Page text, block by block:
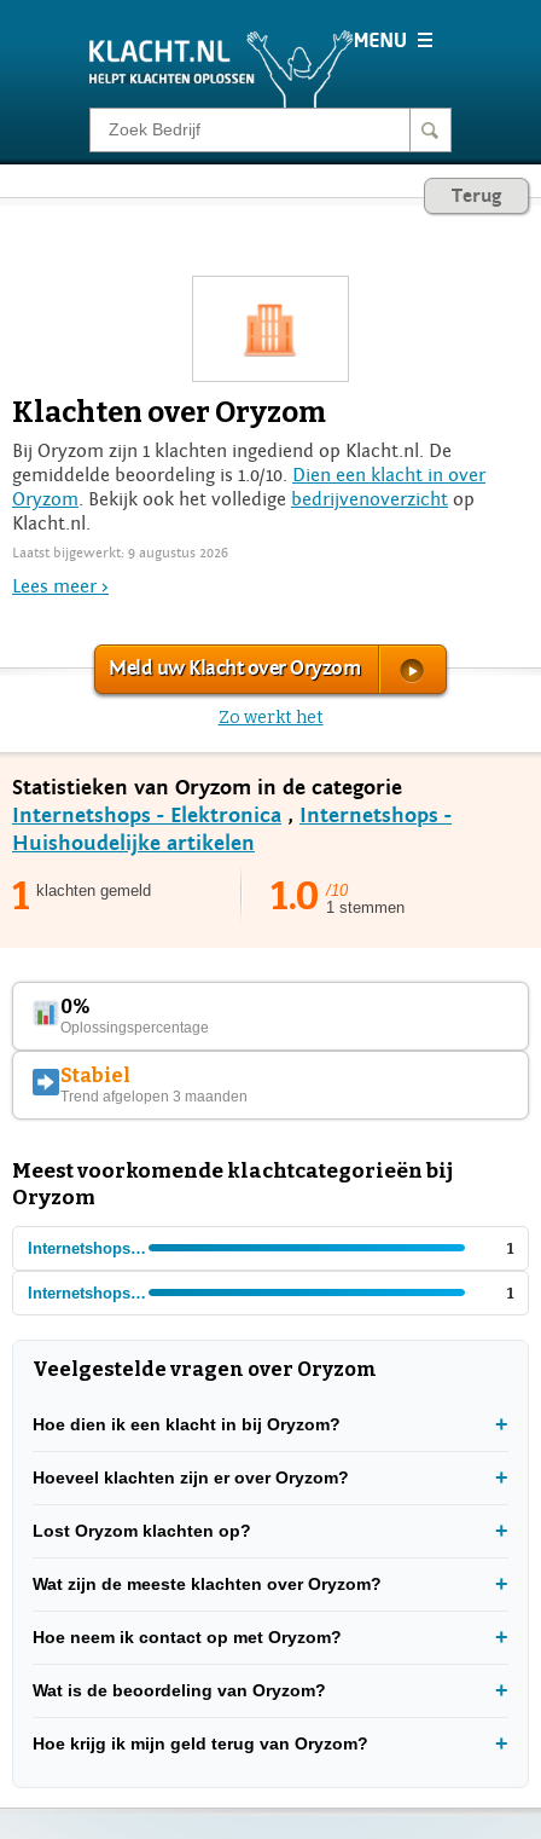
Klacht melden
Login
Terug
Klachten over Oryzom
Bij Oryzom zijn 1 klachten ingediend op Klacht.nl. De
gemiddelde beoordeling is 1.0/10. Dien een klacht in over
Oryzom . Bekijk ook het volledige bedrijvenoverzicht op
Klacht.nl.
Laatst bijgewerkt: 9 augustus 2026
Lees meer >
Meld uw Klacht over Oryzom
Zo werkt het
Statistieken van Oryzom in de categorie
Internetshops - Elektronica , Internetshops -
Huishoudelijke artikelen
1 klachten gemeld 1.0 /10
1 stemmen
0%
Oplossingspercentage
Stabiel
Trend afgelopen 3 maanden
Meest voorkomende klachtcategorieën bij
Oryzom
Internetshops - Elektronica 1
Internetshops - Huishoudelijke artikelen 1
Veelgestelde vragen over Oryzom
Hoe dien ik een klacht in bij Oryzom?
Hoeveel klachten zijn er over Oryzom?
Lost Oryzom klachten op?
Wat zijn de meeste klachten over Oryzom?
Hoe neem ik contact op met Oryzom?
Wat is de beoordeling van Oryzom?
Hoe krijg ik mijn geld terug van Oryzom?